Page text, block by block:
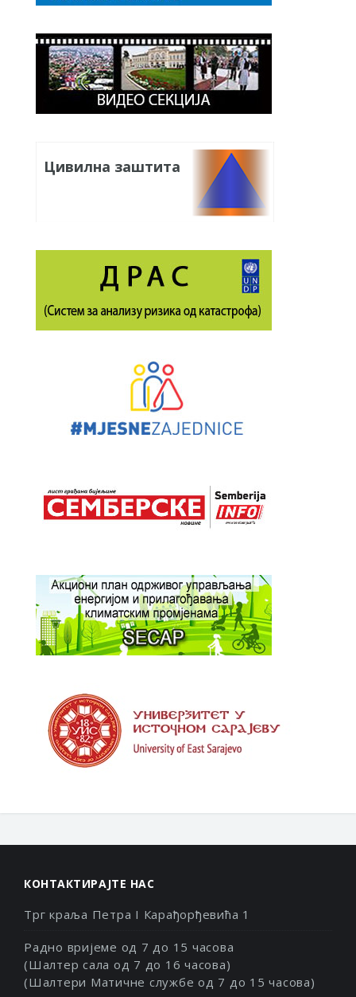
Цивилна заштита
КОНТАКТИРАЈТЕ НАС
Трг краља Петра I Карађорђевића 1
Радно вријеме од 7 до 15 часова
(Шалтер сала од 7 до 16 часова)
(Шалтери Матичне службе од 7 до 15 часова)